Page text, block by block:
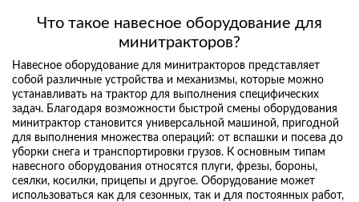
Что такое навесное оборудование для
минитракторов?
Навесное оборудование для минитракторов представляет
собой различные устройства и механизмы, которые можно
устанавливать на трактор для выполнения специфических
задач. Благодаря возможности быстрой смены оборудования
минитрактор становится универсальной машиной, пригодной
для выполнения множества операций: от вспашки и посева до
уборки снега и транспортировки грузов. К основным типам
навесного оборудования относятся плуги, фрезы, бороны,
сеялки, косилки, прицепы и другое. Оборудование может
использоваться как для сезонных, так и для постоянных работ,